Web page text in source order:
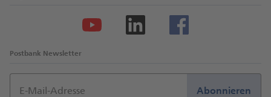
Postbank Newsletter
E-Mail-Adresse Abonnieren